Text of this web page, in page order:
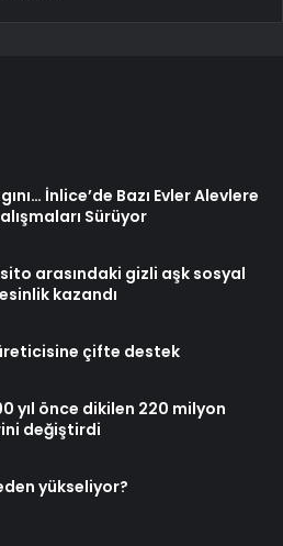
İnlice’de Bazı Evler Alevlere
Sürüyor
arasındaki gizli aşk sosyal
kazandı
çifte destek
yıl önce dikilen 220 milyon
değiştirdi
yükseliyor?